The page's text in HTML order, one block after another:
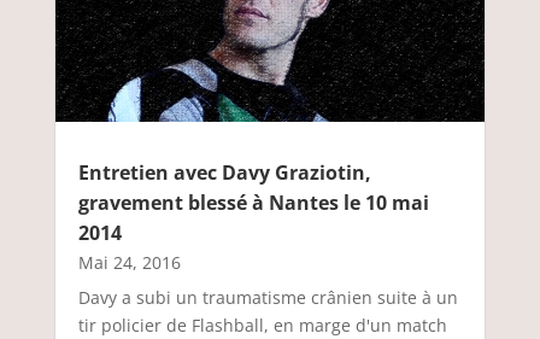
Entretien avec Davy Graziotin,
gravement blessé à Nantes le 10 mai
2014
Mai 24, 2016
Davy a subi un traumatisme crânien suite à un
tir policier de Flashball, en marge d'un match